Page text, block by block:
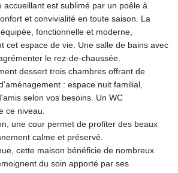
accueillant est sublimé par un poêle à
et convivialité en toute saison. La
fonctionnelle et moderne,
cet espace de vie. Une salle de bains avec
le rez-de-chaussée.
dessert trois chambres offrant de
: espace nuit familial,
selon vos besoins. Un WC
ce niveau.
une cour permet de profiter des beaux
calme et préservé.
cette maison bénéficie de nombreux
du soin apporté par ses